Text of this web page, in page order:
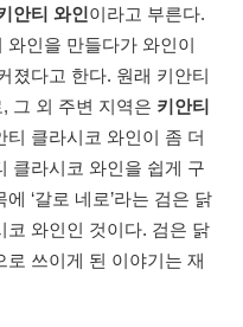
안티 와인 이라고 부른다.
인을 만들다가 와인이
졌다고 한다. 원래 키안티
, 그 외 주변 지역은 키안티
클라시코 와인이 좀 더
클라시코 와인을 쉽게 구
‘갈로 네로’라는 검은 닭
코 와인인 것이다. 검은 닭
쓰이게 된 이야기는 재